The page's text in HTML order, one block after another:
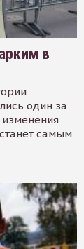
в
один за
самым